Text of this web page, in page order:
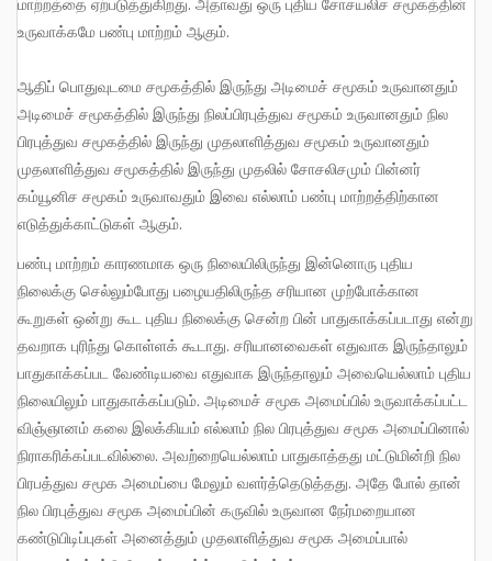
மாற்றத்தை ஏற்படுத்துகிறது. அதாவது ஒரு புதிய சோசயலிச சமூகத்தின்
உருவாக்கமே பண்பு மாற்றம் ஆகும்.
ஆதிப் பொதுவுடமை சமூகத்தில் இருந்து அடிமைச் சமூகம் உருவானதும்
அடிமைச் சமூகத்தில் இருந்து நிலப்பிரபுத்துவ சமூகம் உருவானதும் நில
பிரபுத்துவ சமூகத்தில் இருந்து முதலாளித்துவ சமூகம் உருவானதும்
முதலாளித்துவ சமூகத்தில் இருந்து முதலில் சோசலிசமும் பின்னர்
கம்யூனிச சமூகம் உருவாவதும் இவை எல்லாம் பண்பு மாற்றத்திற்கான
எடுத்துக்காட்டுகள் ஆகும்.
பண்பு மாற்றம் காரணமாக ஒரு நிலையிலிருந்து இன்னொரு புதிய
நிலைக்கு செல்லும்போது பழையதிலிருந்த சரியான முற்போக்கான
கூறுகள் ஒன்று கூட புதிய நிலைக்கு சென்ற பின் பாதுகாக்கப்படாது என்று
தவறாக புரிந்து கொள்ளக் கூடாது. சரியானவைகள் எதுவாக இருந்தாலும்
பாதுகாக்கப்பட வேண்டியவை எதுவாக இருந்தாலும் அவையெல்லாம் புதிய
நிலையிலும் பாதுகாக்கப்படும். அடிமைச் சமூக அமைப்பில் உருவாக்கப்பட்ட
விஞ்ஞானம் கலை இலக்கியம் எல்லாம் நில பிரபுத்துவ சமூக அமைப்பினால்
நிராகரிக்கப்படவில்லை. அவற்றையெல்லாம் பாதுகாத்தது மட்டுமின்றி நில
பிரபத்துவ சமூக அமைப்பை மேலும் வளர்த்தெடுத்தது. அதே போல் தான்
நில பிரபுத்துவ சமூக அமைப்பின் கருவில் உருவான நேர்மறையான
கண்டுபிடிப்புகள் அனைத்தும் முதலாளித்துவ சமூக அமைப்பால்